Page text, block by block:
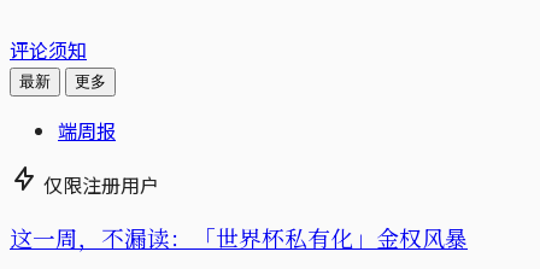
评论须知
最新 更多
端周报
仅限注册用户
这一周，不漏读：「世界杯私有化」金权风暴